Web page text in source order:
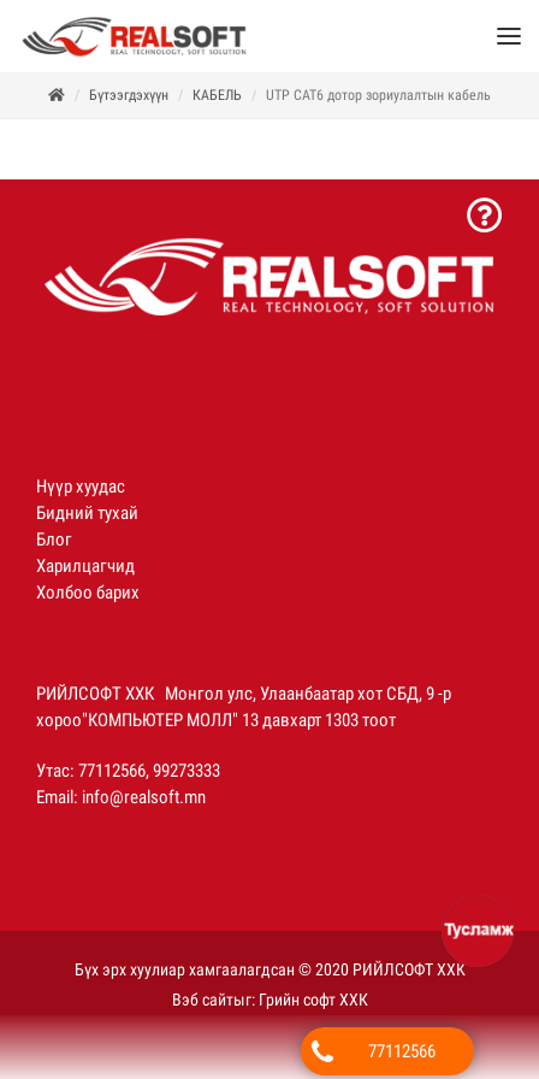
Бүтээгдэхүүн КАБЕЛЬ UTP CAT6 дотор зориулалтын кабель
Нүүр хуудас
Бидний тухай
Блог
Харилцагчид
Холбоо барих
РИЙЛСОФТ ХХК Монгол улс, Улаанбаатар хот СБД, 9 -р
хороо"КОМПЬЮТЕР МОЛЛ" 13 давхарт 1303 тоот
Утас: 77112566, 99273333
Email: info@realsoft.mn
Бүх эрх хуулиар хамгаалагдсан © 2020 РИЙЛСОФТ ХХК
Вэб сайтыг: Грийн софт ХХК
Дуудлагын төв 77112566